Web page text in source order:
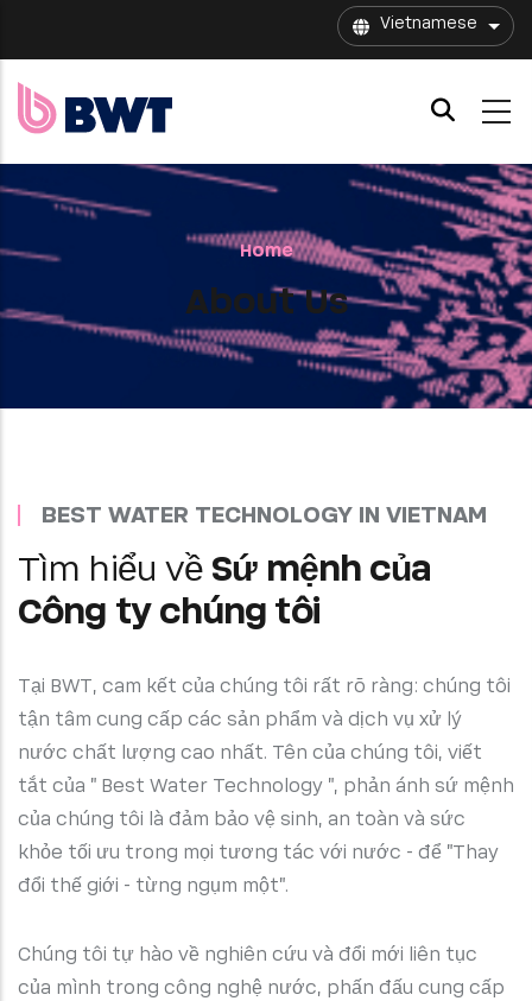
Vietnamese List
Home
About Us
BEST WATER TECHNOLOGY IN VIETNAM
Tìm hiểu về Sứ mệnh của
Công ty chúng tôi
Tại BWT, cam kết của chúng tôi rất rõ ràng: chúng tôi
tận tâm cung cấp các sản phẩm và dịch vụ xử lý
nước chất lượng cao nhất. Tên của chúng tôi, viết
tắt của " Best Water Technology ", phản ánh sứ mệnh
của chúng tôi là đảm bảo vệ sinh, an toàn và sức
khỏe tối ưu trong mọi tương tác với nước - để "Thay
đổi thế giới - từng ngụm một".
Chúng tôi tự hào về nghiên cứu và đổi mới liên tục
của mình trong công nghệ nước, phấn đấu cung cấp